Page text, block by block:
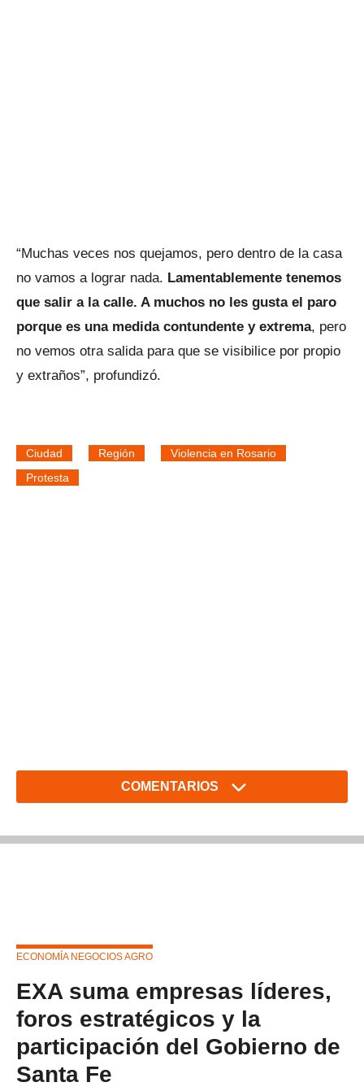
“Muchas veces nos quejamos, pero dentro de la casa
no vamos a lograr nada. Lamentablemente tenemos
que salir a la calle. A muchos no les gusta el paro
porque es una medida contundente y extrema, pero
no vemos otra salida para que se visibilice por propio
y extraños”, profundizó.
Ciudad Región
Violencia en Rosario
Protesta
COMENTARIOS